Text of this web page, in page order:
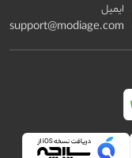
ایمیل
support@modiage.com